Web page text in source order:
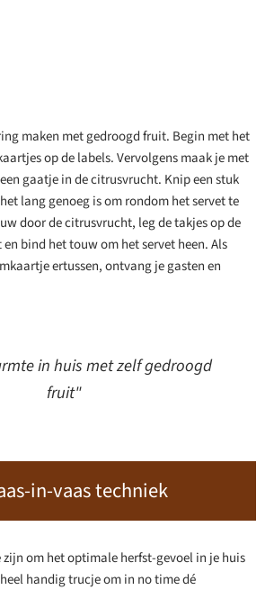
maken met gedroogd fruit. Begin met het
op de labels. Vervolgens maak je met
gaatje in de citrusvrucht. Knip een stuk
lang genoeg is om rondom het servet te
door de citrusvrucht, leg de takjes op de
bind het touw om het servet heen. Als
ertussen, ontvang je gasten en
in huis met zelf gedroogd
fruit"
in-vaas techniek
om het optimale herfst-gevoel in je huis
handig trucje om in no time dé